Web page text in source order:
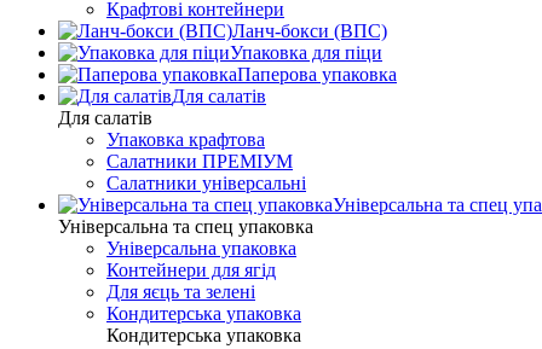
Крафтові контейнери
Ланч-бокси (ВПС)
Упаковка для піци
Паперова упаковка
Для салатів
Для салатів
Упаковка крафтова
Салатники ПРЕМІУМ
Салатники універсальні
Універсальна та спец
Універсальна та спец упаковка
Універсальна упаковка
Контейнери для ягід
Для яєць та зелені
Кондитерська упаковка
Кондитерська упаковка